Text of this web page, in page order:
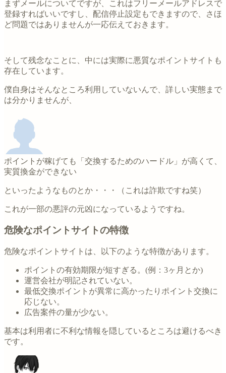
まずメールについてですが、これはフリーメールアドレスで
登録すればいいですし、配信停止設定もできますので、さほ
ど問題ではありませんが一応伝えておきます。
そして残念なことに、中には実際に悪質なポイントサイトも
存在しています。
僕自身はそんなところ利用していないんで、詳しい実態まで
は分かりませんが、
ポイントが稼げても「交換するためのハードル」が高くて、
実質換金ができない
といったようなものとか・・・（これは詐欺ですね笑）
これが一部の悪評の元凶になっているようですね。
危険なポイントサイトの特徴
危険なポイントサイトは、以下のような特徴があります。
ポイントの有効期限が短すぎる。(例：3ヶ月とか)
運営会社が明記されていない。
最低交換ポイントが異常に高かったりポイント交換に
応じない。
広告案件の量が少ない。
基本は利用者に不利な情報を隠しているところは避けるべき
です。